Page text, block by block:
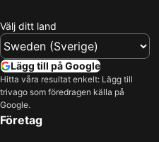
Sierksdorf, beach hotels
Wulfen, beach hotels
Bastorf, beach hotels
Nakskov, beach hotels
Heringsdorf, beach hotels
Välj ditt land
Lägg till på Google
Hitta våra resultat enkelt: Lägg till
trivago som föredragen källa på
Google.
Företag